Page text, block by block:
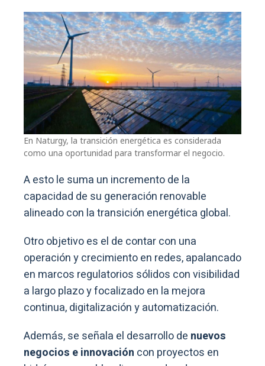
En Naturgy, la transición energética es considerada
como una oportunidad para transformar el negocio.
A esto le suma un incremento de la
capacidad de su generación renovable
alineado con la transición energética global.
Otro objetivo es el de contar con una
operación y crecimiento en redes, apalancado
en marcos regulatorios sólidos con visibilidad
a largo plazo y focalizado en la mejora
continua, digitalización y automatización.
Además, se señala el desarrollo de nuevos
negocios e innovación con proyectos en